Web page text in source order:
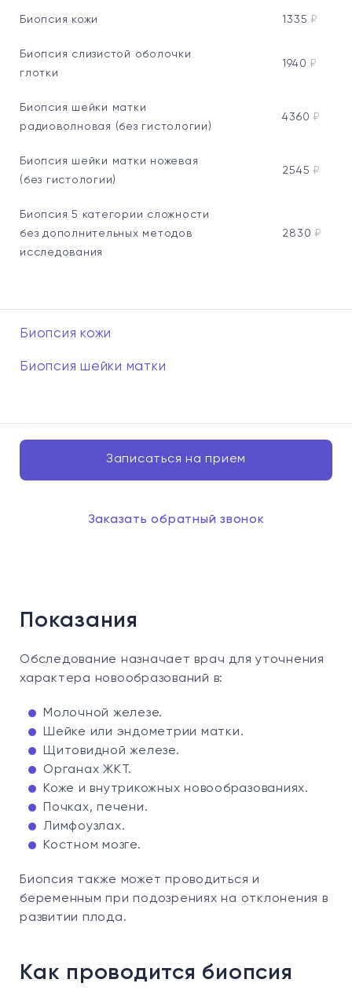
Биопсия кожи 1335 ₽
Биопсия слизистой оболочки
глотки
1940 ₽
Биопсия шейки матки
радиоволновая (без гистологии)
4360 ₽
Биопсия шейки матки ножевая
(без гистологии)
2545 ₽
Биопсия 5 категории сложности
без дополнительных методов
исследования
2830 ₽
Биопсия кожи
Биопсия шейки матки
Записаться на прием
Заказать обратный звонок
Показания
Обследование назначает врач для уточнения
характера новообразований в:
Молочной железе.
Шейке или эндометрии матки.
Щитовидной железе.
Органах ЖКТ.
Коже и внутрикожных новообразованиях.
Почках, печени.
Лимфоузлах.
Костном мозге.
Биопсия также может проводиться и
беременным при подозрениях на отклонения в
развитии плода.
Как проводится биопсия